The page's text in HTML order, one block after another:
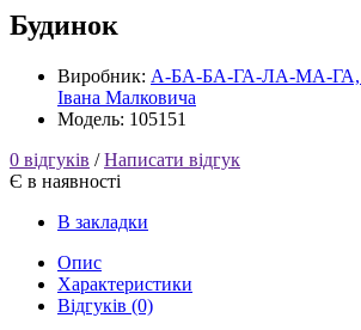
Будинок
Виробник: А-БА-БА-ГА-ЛА-МА-ГА,
Івана Малковича
Модель: 105151
0 відгуків /Написати відгук
Є в наявності
В закладки
Опис
Характеристики
Відгуків (0)